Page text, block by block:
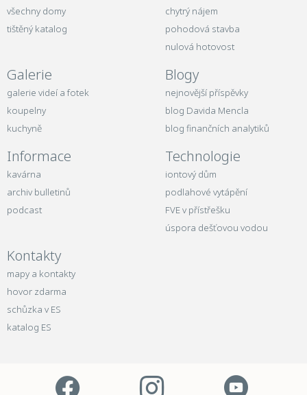
všechny domy
tištěný katalog
chytrý nájem
pohodová stavba
nulová hotovost
Galerie
galerie videí a fotek
koupelny
kuchyně
Blogy
nejnovější příspěvky
blog Davida Mencla
blog finančních analytiků
Informace
kavárna
archiv bulletinů
podcast
Technologie
iontový dům
podlahové vytápění
FVE v přístřešku
úspora dešťovou vodou
Kontakty
mapy a kontakty
hovor zdarma
schůzka v ES
katalog ES